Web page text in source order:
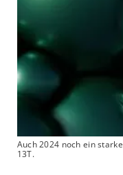
Auch 2024 noch ein
13T.